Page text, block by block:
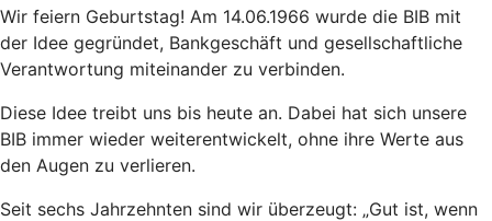
Wir feiern Geburtstag! Am 14.06.1966 wurde die BIB mit
der Idee gegründet, Bankgeschäft und gesellschaftliche
Verantwortung miteinander zu verbinden.
Diese Idee treibt uns bis heute an. Dabei hat sich unsere
BIB immer wieder weiterentwickelt, ohne ihre Werte aus
den Augen zu verlieren.
Seit sechs Jahrzehnten sind wir überzeugt: „Gut ist, wenn